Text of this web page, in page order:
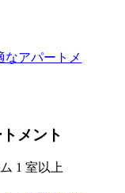
なアパートメ
メント
1 室以上